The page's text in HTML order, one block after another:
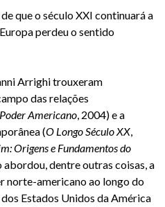
que o século XXI continuará a
perdeu o sentido
Arrighi trouxeram
das relações
Americano, 2004) e a
(O Longo Século XX,
Origens e Fundamentos do
abordou, dentre outras coisas, a
norte-americano ao longo do
Estados Unidos da América